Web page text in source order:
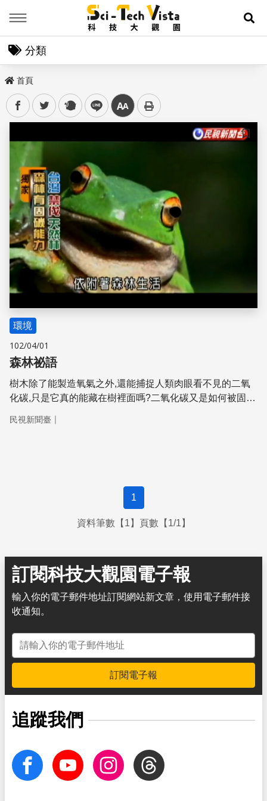
展
分類
首頁
facebooktwitter plurk line 中
儲存
環境
102/04/01
森林祕語
樹木除了能製造氧氣之外,還能捕捉人類肉眼看不見的二氧
化碳,只是它真的能藏在樹裡面嗎?二氧化碳又是如何被固定
民視新聞臺 ｜
1
資料筆數【1】頁數【1/1】
訂閱科技大觀園電子報
輸入你的電子郵件地址訂閱網站新文章，使用電子郵件接
收通知。
電子郵件地址
訂閱電子報
追蹤我們
facebook Youtube InstagramThreads